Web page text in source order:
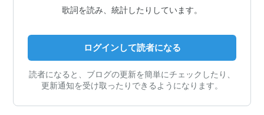
歌詞を読み、統計したりしています。
ログインして読者になる
読者になると、ブログの更新を簡単にチェックしたり、
更新通知を受け取ったりできるようになります。